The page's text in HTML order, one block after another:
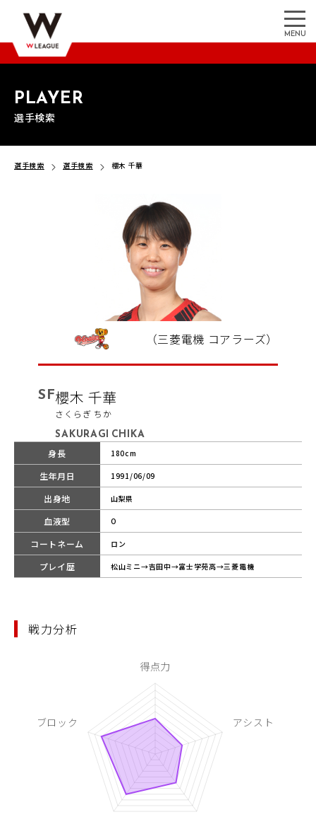
MENU
PLAYER
選手検索
選手検索 選手検索 櫻木 千華
（三菱電機 コアラーズ）
SF櫻木 千華
さくらぎ ちか
SAKURAGI CHIKA
身長 180cm
生年月日 1991/06/09
出身地 山梨県
血液型 O
コートネーム ロン
プレイ歴 松山ミニ→吉田中→富士学苑高→三菱電機
戦力分析